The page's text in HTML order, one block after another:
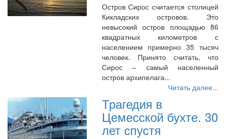
Остров Сирос считается столицей
Кикладских островов. Это
невысокий остров площадью 86
квадратных километров с
населением примерно 35 тысяч
человек. Принято считать, что
Сирос – самый населенный
остров архипелага...
Читать далее...
Трагедия в
Цемесской бухте. 30
лет спустя